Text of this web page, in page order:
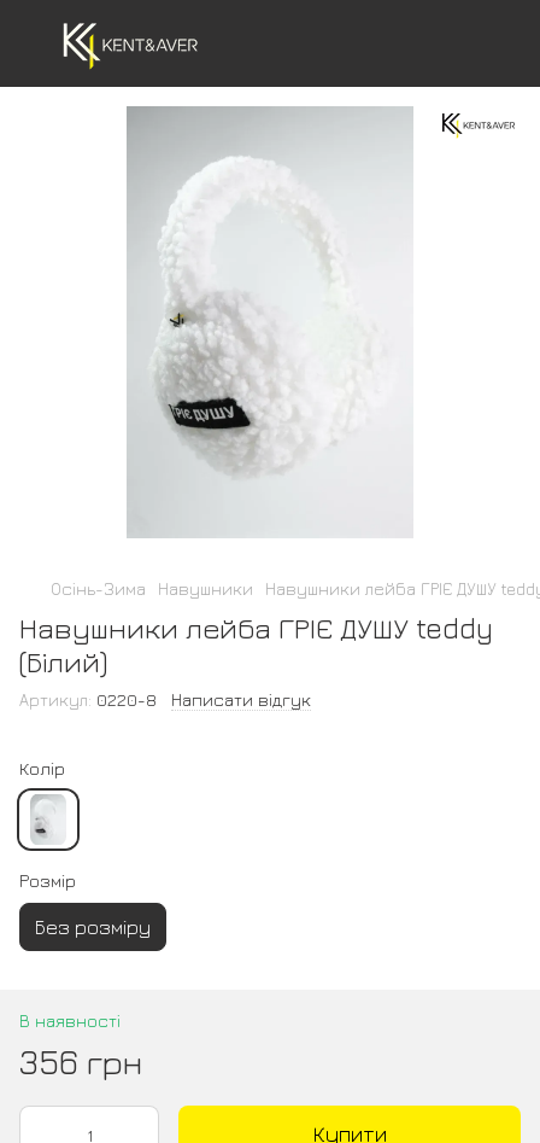
Осінь-Зима Навушники Навушники лейба ГРІЄ ДУШУ
Навушники лейба ГРІЄ ДУШУ teddy
(Білий)
Артикул: 0220-8 Написати відгук
Колір
Розмір
Без розміру
В наявності
356 грн
Купити